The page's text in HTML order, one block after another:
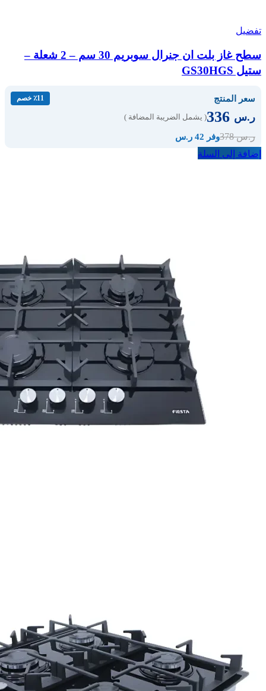
تفضيل
سطح غاز بلت ان جنرال سوبريم 30 سم – 2 شعلة –
ستيل GS30HGS
سعر المنتج ٪11 خصم
ر.س ( يشمل الضريبة المضافة )
ر.س378 وفر 42 ر.س
إضافة إلى السلة